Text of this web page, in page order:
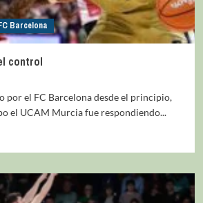
Barcelona
control
por el FC Barcelona desde el principio,
el UCAM Murcia fue respondiendo...